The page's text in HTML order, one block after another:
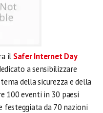
il Safer Internet Day
a sensibilizzare
della sicurezza e della
100 eventi in 30 paesi
festeggiata da 70 nazioni